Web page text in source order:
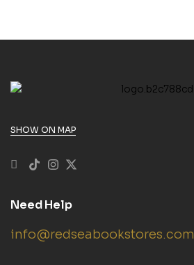
SHOW ON MAP
Need Help
info@redseabookstores.com